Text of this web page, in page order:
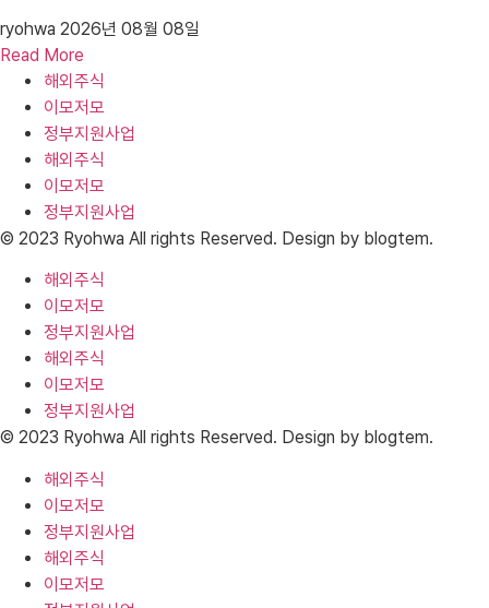
ryohwa 2026년 08월 08일
Read More
해외주식
이모저모
정부지원사업
해외주식
이모저모
정부지원사업
© 2023 Ryohwa All rights Reserved. Design by blogtem.
해외주식
이모저모
정부지원사업
해외주식
이모저모
정부지원사업
© 2023 Ryohwa All rights Reserved. Design by blogtem.
해외주식
이모저모
정부지원사업
해외주식
이모저모